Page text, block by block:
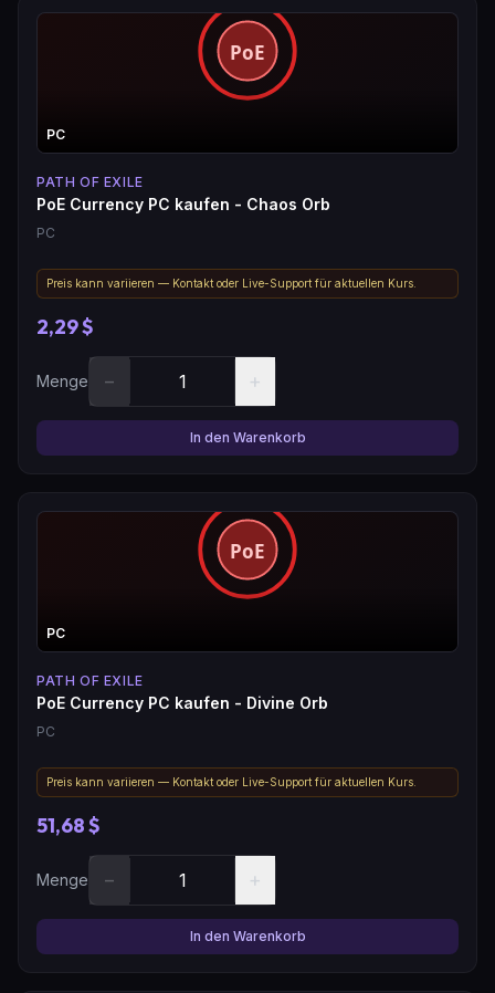
PC
PATH OF EXILE
PoE Currency PC kaufen - Chaos Orb
PC
Preis kann variieren — Kontakt oder Live-Support für aktuellen Kurs.
2,29 $
Menge − +
In den Warenkorb
PC
PATH OF EXILE
PoE Currency PC kaufen - Divine Orb
PC
Preis kann variieren — Kontakt oder Live-Support für aktuellen Kurs.
51,68 $
Menge − +
In den Warenkorb